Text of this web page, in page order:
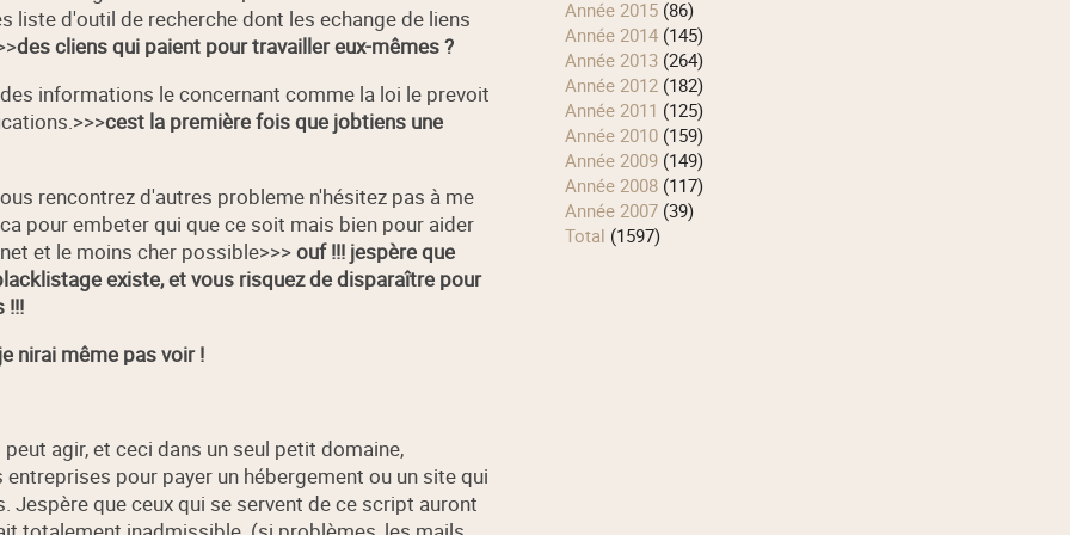
liste d'outil de recherche dont les echange de liens
des cliens qui paient pour travailler eux-mêmes ?
informations le concernant comme la loi le prevoit
cest la première fois que jobtiens une
rencontrez d'autres probleme n'hésitez pas à me
pour embeter qui que ce soit mais bien pour aider
et le moins cher possible>>>ouf !!! jespère que
existe, et vous risquez de disparaître pour
!!!
nirai même pas voir !
agir, et ceci dans un seul petit domaine,
pour payer un hébergement ou un site qui
que ceux qui se servent de ce script auront
année 2015(86)
année 2014(145)
année 2013(264)
année 2012(182)
année 2011 (125)
année 2010(159)
année 2009(149)
année 2008(117)
année 2007(39)
total (1597)